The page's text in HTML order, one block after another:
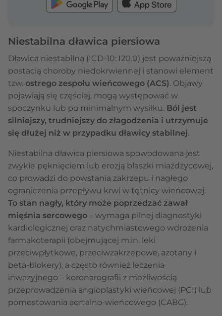
Niestabilna dławica piersiowa
Dławica niestabilna (ICD-10: I20.0) jest poważniejszą
postacią choroby niedokrwiennej i stanowi element
tzw. ostrego zespołu wieńcowego (ACS). Objawy
pojawiają się częściej, mogą występować w
spoczynku lub po minimalnym wysiłku. Ból jest
silniejszy, trudniejszy do złagodzenia i utrzymuje
się dłużej niż w przypadku dławicy stabilnej.
Niestabilna dławica piersiowa spowodowana jest
zwykle pęknięciem lub erozją blaszki miażdżycowej,
co prowadzi do powstania zakrzepu i nagłego
ograniczenia przepływu krwi w tętnicy wieńcowej.
To stan nagły, który może poprzedzać zawał
mięśnia sercowego – wymaga pilnej diagnostyki
kardiologicznej oraz natychmiastowego wdrożenia
farmakoterapii (obejmującej m.in. leki
przeciwpłytkowe, przeciwzakrzepowe, azotany i
beta-blokery), a często również leczenia
inwazyjnego – koronarografii z możliwością
przeprowadzenia angioplastyki wieńcowej (PCI) lub
pomostowania aortalno-wieńcowego (CABG).